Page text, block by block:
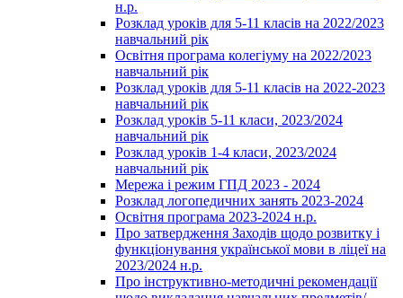
н.р.
Розклад уроків для 5-11 класів на 2022/2023
навчальний рік
Освітня програма колегіуму на 2022/2023
навчальний рік
Розклад уроків для 5-11 класів на 2022-2023
навчальний рік
Розклад уроків 5-11 класи, 2023/2024
навчальний рік
Розклад уроків 1-4 класи, 2023/2024
навчальний рік
Мережа і режим ГПД 2023 - 2024
Розклад логопедичних занять 2023-2024
Освітня програма 2023-2024 н.р.
Про затвердження Заходів щодо розвитку і
функціонування української мови в ліцеї на
2023/2024 н.р.
Про інструктивно-методичні рекомендації